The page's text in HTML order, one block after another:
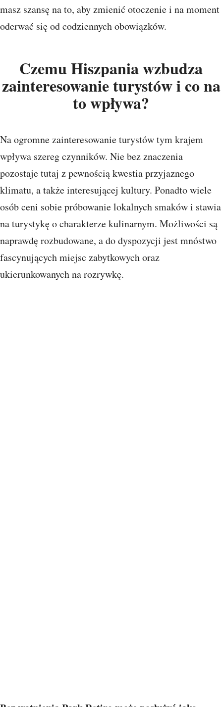
masz szansę na to, aby zmienić otoczenie i na moment
oderwać się od codziennych obowiązków.
Czemu Hiszpania wzbudza
zainteresowanie turystów i co na
to wpływa?
Na ogromne zainteresowanie turystów tym krajem
wpływa szereg czynników. Nie bez znaczenia
pozostaje tutaj z pewnością kwestia przyjaznego
klimatu, a także interesującej kultury. Ponadto wiele
osób ceni sobie próbowanie lokalnych smaków i stawia
na turystykę o charakterze kulinarnym. Możliwości są
naprawdę rozbudowane, a do dyspozycji jest mnóstwo
fascynujących miejsc zabytkowych oraz
ukierunkowanych na rozrywkę.